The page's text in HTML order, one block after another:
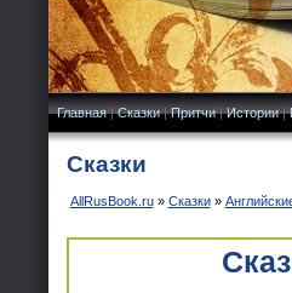
Главная|Сказки|Притчи|Истории|
Сказки
AllRusBook.ru» Сказки»